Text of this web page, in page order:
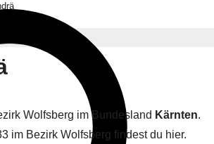
Wolfsberg im Bundesland Kärnten.
im Bezirk Wolfsberg findest du hier.